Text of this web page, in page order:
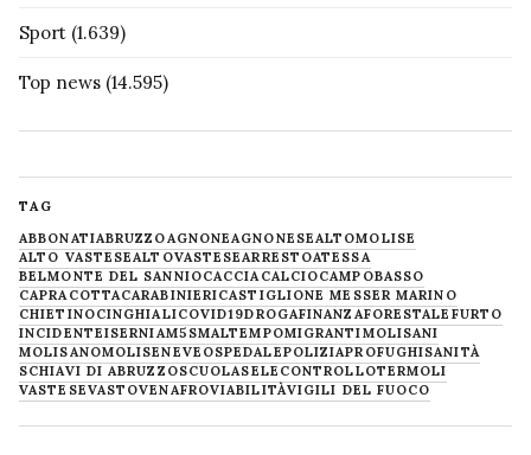
Sport (1.639)
Top news (14.595)
TAG
ABBONATIABRUZZOAGNONEAGNONESEALTOMOLISE
ALTO VASTESEALTOVASTESEARRESTOATESSA
BELMONTE DEL SANNIOCACCIACALCIOCAMPOBASSO
CAPRACOTTACARABINIERICASTIGLIONE MESSER MARINO
CHIETINOCINGHIALICOVID19DROGAFINANZAFORESTALE FURTO
INCIDENTEISERNIAM5SMALTEMPOMIGRANTIMOLISANI
MOLISANOMOLISENEVE OSPEDALEPOLIZIAPROFUGHISANITÀ
SCHIAVI DI ABRUZZOSCUOLASELECONTROLLOTERMOLI
VASTESEVASTOVENAFROVIABILITÀVIGILI DEL FUOCO